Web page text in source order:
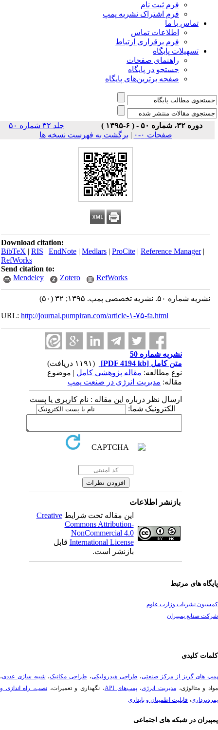
فرم ثبت نام
فرم اشتراک نشریه پمپ
تماس با ما
اطلاعات تماس
فرم برقراری ارتباط
تسهیلات پایگاه
راهنمای صفحات
جستجو در پایگاه
صفحه برترین‌های پایگاه
دوره ۳۲، شماره ۵۰ - ( ۶-۱۳۹۵ )
جلد ۳۲ شماره ۵۰
صفحات ۰-۰
| برگشت به فهرست نسخه ها
Download citation:
BibTeX|RIS|EndNote|Medlars|ProCite|Reference Manager
RefWorks
Send citation to:
Mendeley
Zotero RefWorks
نشریه شماره ۵۰. نشریه تخصصی پمپ. ۱۳۹۵; ۳۲ (۵۰)
URL:http://journal.pumpiran.com/article-۱-۷۵-fa.html
نشریه شماره 50
متن کامل[PDF 4194 kb]
نوع مطالعه:مقاله پژوهشی کامل| موضوع
مقاله:مدیریت انرژی در صنعت پمپ
ارسال نظر درباره این مقاله : نام کاربری یا پست
الکترونیک شما:
بازنشر اطلاعات
این مقاله تحت شرایطCreative
Commons Attribution-
NonCommercial 4.0
International Licenseقابل
بازنشر است.
های مرتبط
نشریات وزارت علوم
صنایع پمپیران
کلیدی
های گریز از مرکز صنعتی، طراحی هیدرولیکی، طراحی مکانیک،شبیه سازی عددی،
و متالوژی،مدیریت انرژی،پمپ‌های API ، نگهداری و تعمیرات،نصب، راه ­اندازی و
،قابلیت اطمینان و پایداری
در شبکه های اجتماعی